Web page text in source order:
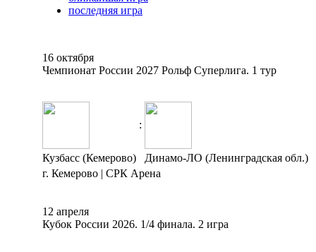
последняя игра
16 октября
Чемпионат России 2027 Рольф Суперлига. 1 тур
:
Кузбасс (Кемерово)
Динамо-ЛО (Ленинградская обл.)
г. Кемерово | СРК Арена
12 апреля
Кубок России 2026. 1/4 финала. 2 игра